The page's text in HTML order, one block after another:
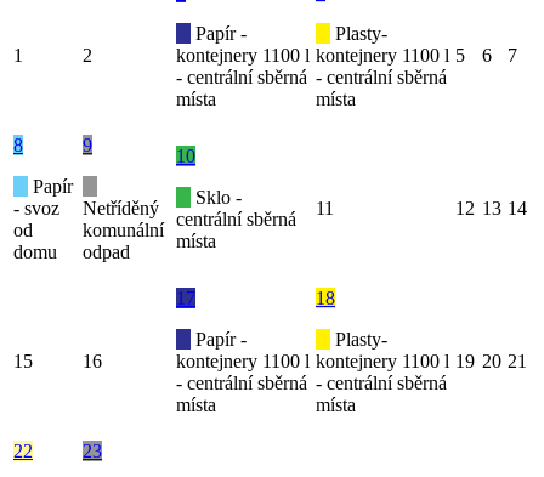
1 2
Papír -
kontejnery 1100 l
- centrální sběrná
místa
Plasty-
kontejnery 1100 l
- centrální sběrná
místa
5 6 7
8
Papír
- svoz
od
domu
9
Netříděný
komunální
odpad
10
Sklo -
centrální sběrná
místa
11 12 13 14
15 16
17
Papír -
kontejnery 1100 l
- centrální sběrná
místa
18
Plasty-
kontejnery 1100 l
- centrální sběrná
místa
19 20 21
22 23